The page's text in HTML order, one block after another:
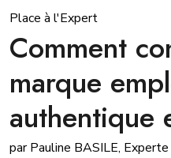
Place à l'Expert
Comment
marque
authentique
par Pauline BASILE,